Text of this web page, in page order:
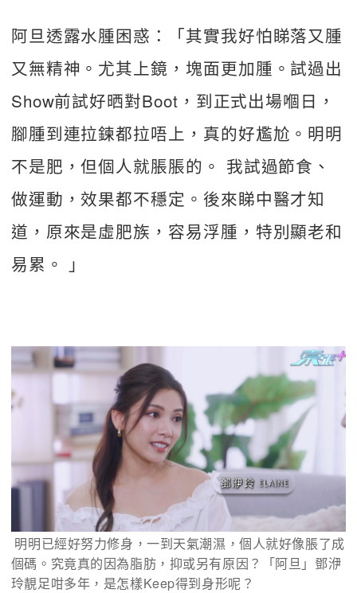
阿旦透露水腫困惑：「其實我好怕睇落又腫
又無精神。尤其上鏡，塊面更加腫。試過出
Show前試好晒對Boot，到正式出場嗰日，
腳腫到連拉鍊都拉唔上，真的好尷尬。明明
不是肥，但個人就脹脹的。 我試過節食、
做運動，效果都不穩定。後來睇中醫才知
道，原來是虛肥族，容易浮腫，特別顯老和
易累。 」
個碼。究竟真的因為脂肪，抑或另有原因？「阿旦」鄧洢
玲靚足咁多年，是怎樣Keep得到身形呢？